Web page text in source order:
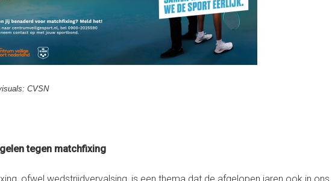
CVSN
tegen matchfixing